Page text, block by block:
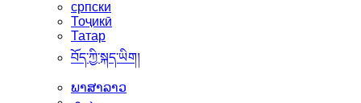
српски
Тоҷикӣ
Татар
བོད་ཀྱི་སྐད་ཡིག།
ພາສາລາວ